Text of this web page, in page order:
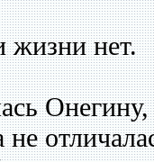
нет.
Онегину,